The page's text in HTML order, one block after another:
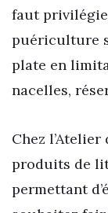
faut
puériculture
plate en
nacelles,
Chez
produits de
permettant